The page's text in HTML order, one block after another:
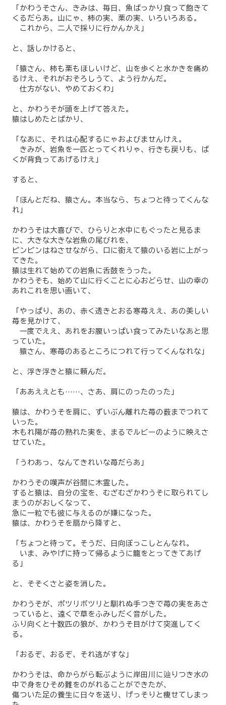
「かわうそさん、きみは、毎日、魚ばっかり食って飽きて
くるだらあ。山にゃ、柿の実、栗の実、いろいろある。
これから、二人で採りに行かんかえ」
と、話しかけると、
「猿さん、柿も栗もほしいけど、山を歩くと水かきを痛め
るけえ、それがおそろしうて、よう行かんだ。
仕方がない、やめておくわ」
と、かわうそが頭を上げて答えた。
猿はしめたとばかり、
「なあに、それは心配するにゃおよびませんけえ。
きみが、岩魚を一匹とってくれりゃ、行きも戻りも、ば
くが背負ってあげるけえ」
すると、
「ほんとだね、猿さん。本当なら、ちょつと待ってくんな
れ」
かわうそは大喜びで、ひらりと水中にもぐったと見るま
に、大きな大きな岩魚の尾びれを、
ピンピンはねさせながら、口に銜えて猿のいる岩に上がっ
てきた。
猿は生れて始めての岩魚に舌鼓をうった。
かわうそも、始めて山に行くことに心おどらせ、山の幸の
あれこれを思い画いて、
「やっぱり、あの、赤く透きとおる寒苺ええ、あの美しい
苺を見かけて、
一度でええ、あれをお腹いっぱい食ってみたいなあと思
っていた。
猿さん、寒苺のあるところにつれて行ってくんなれな」
と、浮き浮きと猿に頼んだ。
「ああええとも……、さあ、肩にのったのった」
猿は、かわうそを肩に、ずいぶん離れた苺の薮までつれて
いった。
木もれ陽が苺の熟れた実を、まるでルビーのように映えさ
せていた。
「うわあっ、なんてきれいな苺だらあ」
かわうその嘆声が谷間に木霊した。
すると猿は、自分の宝を、むざむざかわうそに取られてし
まうのがおしくなって、
急に一粒でも彼に与えるのが嫌になった。
猿は、かわうそを扇から降すと、
「ちょつと待って。そうだ、日向ぼっこしとんなれ。
いま、みやげに持って帰るように籠をとってきてあげ
る」
と、そそくさと姿を消した。
かわうそが、ポツリボツリと馴れぬ手つきで苺の実をあさ
っていると、遠くで草をふみしだく音がした。
ふり向くと十数匹の狼が、かわうそ目がけて突進してく
る。
「おるぞ、おるぞ、それ逃がすな」
かわうそは、命からがら転ぶように岸田川に辿りつき水の
中で身をひそめ難をのがれることができたが、
傷ついた足の養生に日々を送り、げっそりと痩せてしまっ